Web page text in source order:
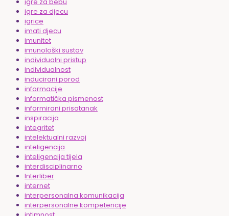
igre za djecu
igrice
imati djecu
imunitet
imunološki sustav
individualni pristup
individualnost
inducirani porod
informacije
informatička pismenost
informirani prisatanak
inspiracija
integritet
intelektualni razvoj
inteligencija
inteligencija tijela
interdisciplinarno
Interliber
internet
interpersonalna komunikacija
interpersonalne kompetencije